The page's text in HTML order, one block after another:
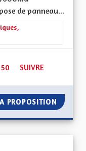
de panneau...
transitions
50 50 ABONNÉS
SUIVRE
PROPOSITION